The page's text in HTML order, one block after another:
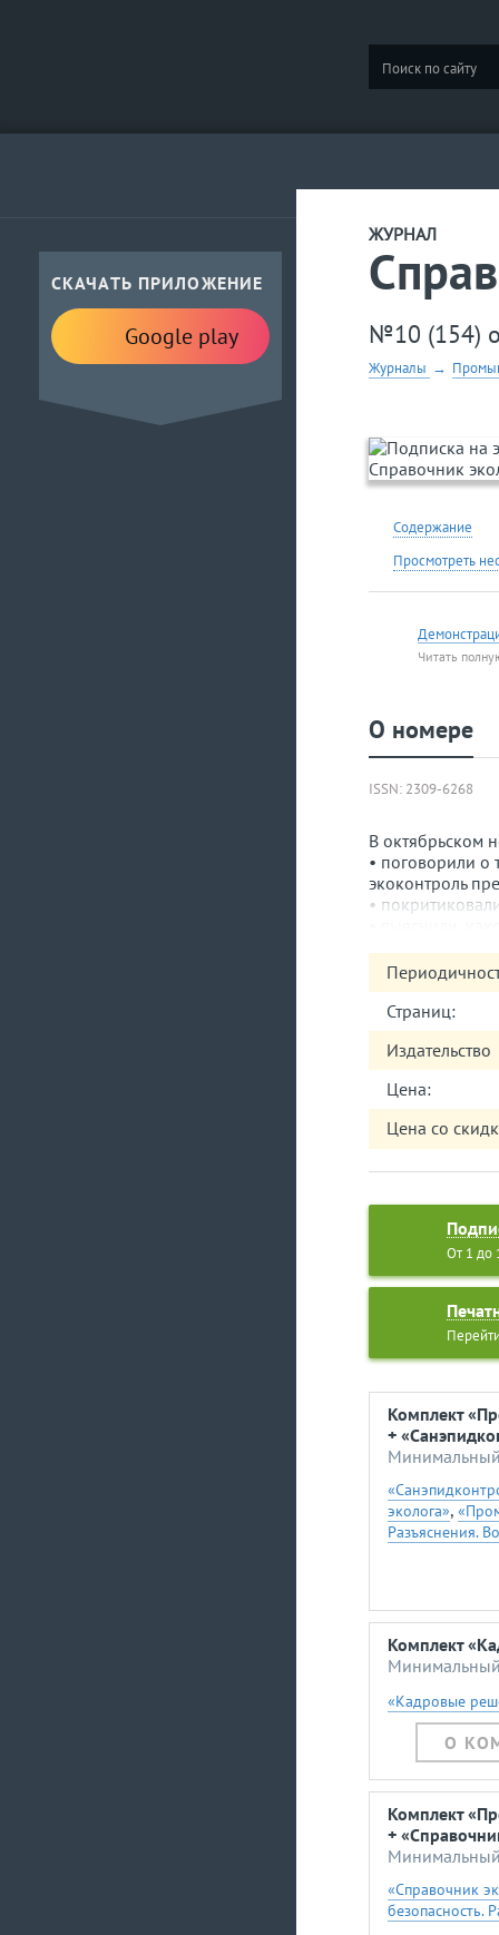
СКАЧАТЬ ПРИЛОЖЕНИЕ
Google play
ЖУРНАЛ
№10 (154)
Журналы →
Содержание
Просмотреть
Читать
О номере
ISSN: 2309-6268
В октябрьском
• поговорили о
экоконтроль
•
•
объекты;
• взяли под
участках;
• намотали на
• поняли,
— это сигнал
• получили
анализа;
отходами
и узнали о
Страниц:
Издательство
Цена:
Цена со
От 1 до
Комплект
+
эколога»,
Разъяснения.
Комплект
«Кадровые
О
Комплект
+
«Справочник
безопасность.